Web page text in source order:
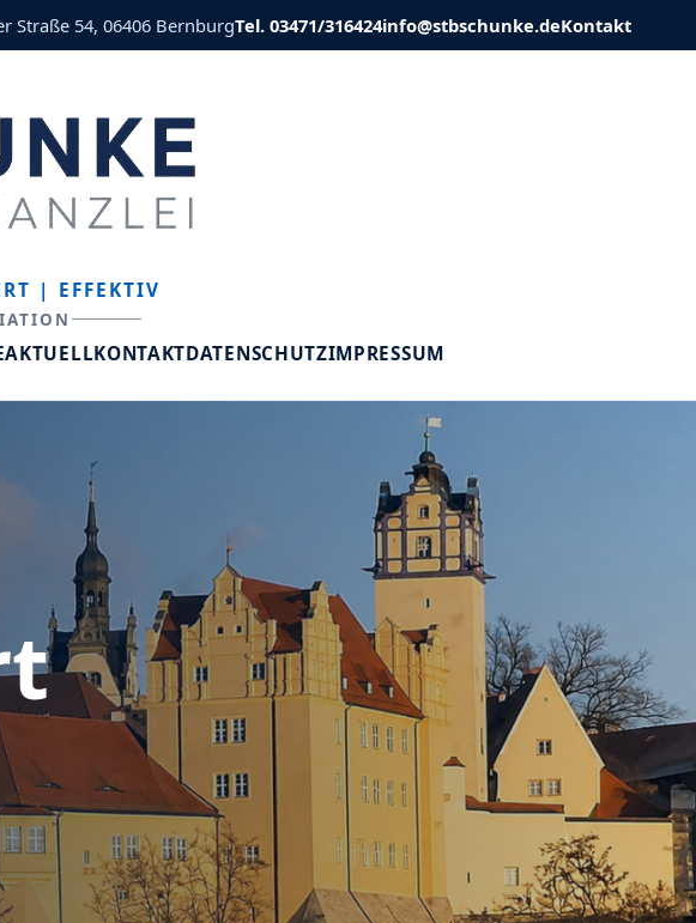
Straße 54, 06406 BernburgTel. 03471/316424info@stbschunke.deKontakt
| EFFEKTIV
AKTUELLKONTAKTDATENSCHUTZIMPRESSUM